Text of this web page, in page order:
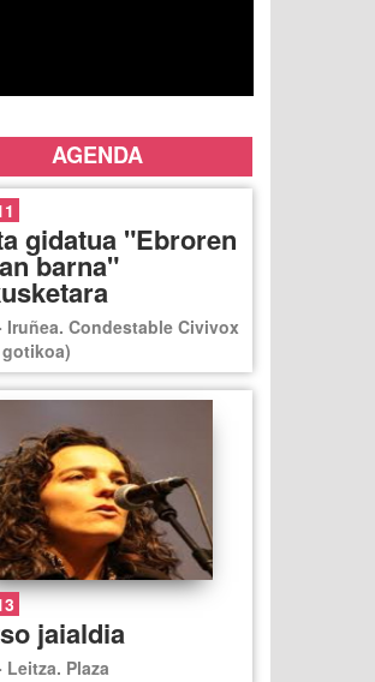
AGENDA
gidatua "Ebroren
barna"
Iruñea. Condestable Civivox
jaialdia
Leitza. Plaza